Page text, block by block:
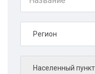
Регион
Населенный пункт